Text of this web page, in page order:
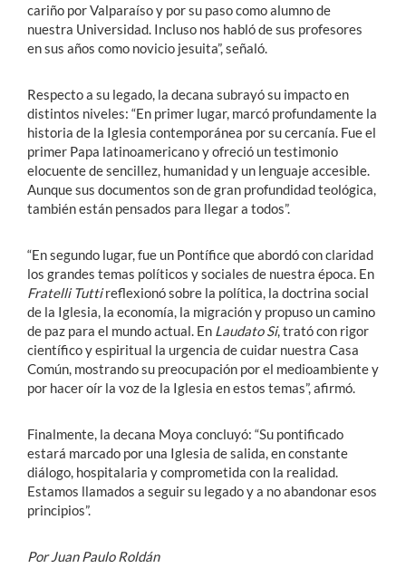
cariño por Valparaíso y por su paso como alumno de
nuestra Universidad. Incluso nos habló de sus profesores
en sus años como novicio jesuita”, señaló.
Respecto a su legado, la decana subrayó su impacto en
distintos niveles: “En primer lugar, marcó profundamente la
historia de la Iglesia contemporánea por su cercanía. Fue el
primer Papa latinoamericano y ofreció un testimonio
elocuente de sencillez, humanidad y un lenguaje accesible.
Aunque sus documentos son de gran profundidad teológica,
también están pensados para llegar a todos”.
“En segundo lugar, fue un Pontífice que abordó con claridad
los grandes temas políticos y sociales de nuestra época. En
Fratelli Tuttireflexionó sobre la política, la doctrina social
de la Iglesia, la economía, la migración y propuso un camino
de paz para el mundo actual. En Laudato Si, trató con rigor
científico y espiritual la urgencia de cuidar nuestra Casa
Común, mostrando su preocupación por el medioambiente y
por hacer oír la voz de la Iglesia en estos temas”, afirmó.
Finalmente, la decana Moya concluyó: “Su pontificado
estará marcado por una Iglesia de salida, en constante
diálogo, hospitalaria y comprometida con la realidad.
Estamos llamados a seguir su legado y a no abandonar esos
principios”.
Por Juan Paulo Roldán